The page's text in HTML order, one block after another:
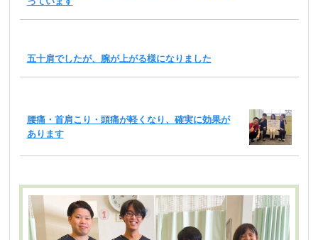
五十肩でしたが、腕が上がる様になりました
腰痛・首肩こり・頭痛が軽くなり、確実に効果が
あります